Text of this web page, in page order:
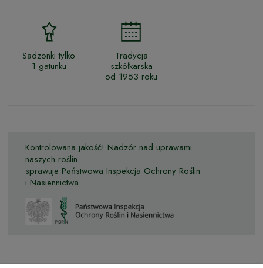
Sadzonki tylko
1 gatunku
Tradycja
szkółkarska
od 1953 roku
Kontrolowana jakość! Nadzór nad uprawami
naszych roślin
sprawuje Państwowa Inspekcja Ochrony Roślin
i Nasiennictwa